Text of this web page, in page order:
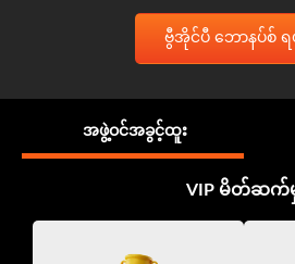
ဗွီအိုင်ပီ ဘောနပ်စ် ရ
အဖွဲ့ဝင်အခွင့်ထူး
VIP မိတ်ဆက်